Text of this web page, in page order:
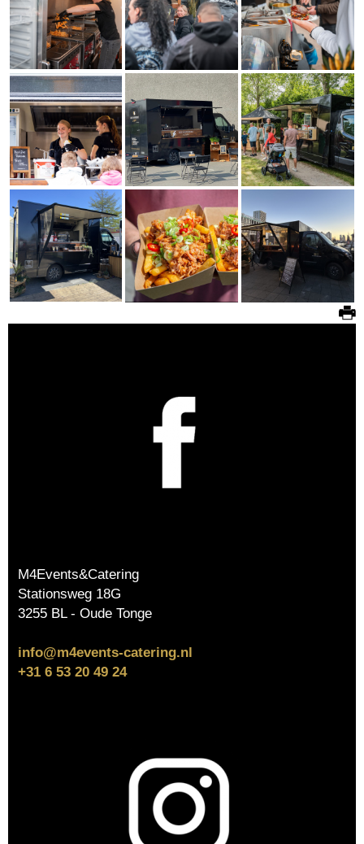
M4Events&Catering
Stationsweg 18G
3255 BL - Oude Tonge
info@m4events-catering.nl
+31 6 53 20 49 24